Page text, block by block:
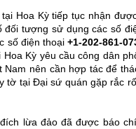
Hoa Kỳ tiếp tục nhận
tượng sử dụng các số
số điện thoại+1-202-861-
Kỳ yêu cầu công dân
nên cần hợp tác để
tờ tại Đại sứ quán gặp rắc
lừa đảo đã được báo